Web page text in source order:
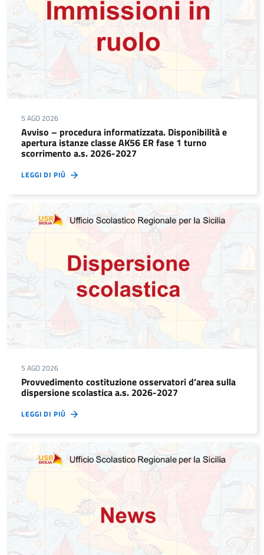
5 AGO 2026
Avviso – procedura informatizzata. Disponibilità e
apertura istanze classe AK56 ER fase 1 turno
scorrimento a.s. 2026-2027
LEGGI DI PIÙ
5 AGO 2026
Provvedimento costituzione osservatori d’area sulla
dispersione scolastica a.s. 2026-2027
LEGGI DI PIÙ